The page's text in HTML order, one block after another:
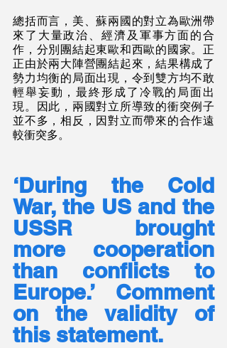
總括而言，美、蘇兩國的對立為歐洲帶
來了大量政治、經濟及軍事方面的合
作，分別團結起東歐和西歐的國家。正
正由於兩大陣營團結起來，結果構成了
勢力均衡的局面出現，令到雙方均不敢
輕舉妄動，最終形成了冷戰的局面出
現。因此，兩國對立所導致的衝突例子
並不多，相反，因對立而帶來的合作遠
較衝突多。
‘During the Cold
War, the US and the
USSR brought
more cooperation
than conflicts to
Europe.’ Comment
on the validity of
this statement.